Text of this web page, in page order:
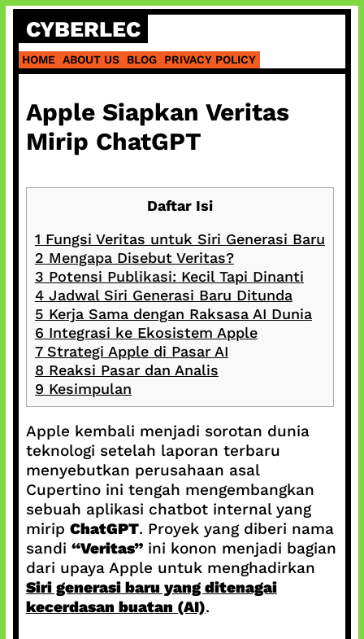
Skip
content
CYBERLEC
HOME ABOUT US BLOG PRIVACY POLICY
Apple Siapkan Veritas
Mirip ChatGPT
Daftar Isi
1 Fungsi Veritas untuk Siri Generasi Baru
2 Mengapa Disebut Veritas?
3 Potensi Publikasi: Kecil Tapi Dinanti
4Jadwal Siri Generasi Baru Ditunda
5 Kerja Sama dengan Raksasa AI Dunia
6 Integrasi ke Ekosistem Apple
7Strategi Apple di Pasar AI
8 Reaksi Pasar dan Analis
9 Kesimpulan
Apple kembali menjadi sorotan dunia
teknologi setelah laporan terbaru
menyebutkan perusahaan asal
Cupertino ini tengah mengembangkan
sebuah aplikasi chatbot internal yang
mirip ChatGPT. Proyek yang diberi nama
sandi “Veritas”ini konon menjadi bagian
dari upaya Apple untuk menghadirkan
Siri generasi baru yang ditenagai
kecerdasan buatan (AI).